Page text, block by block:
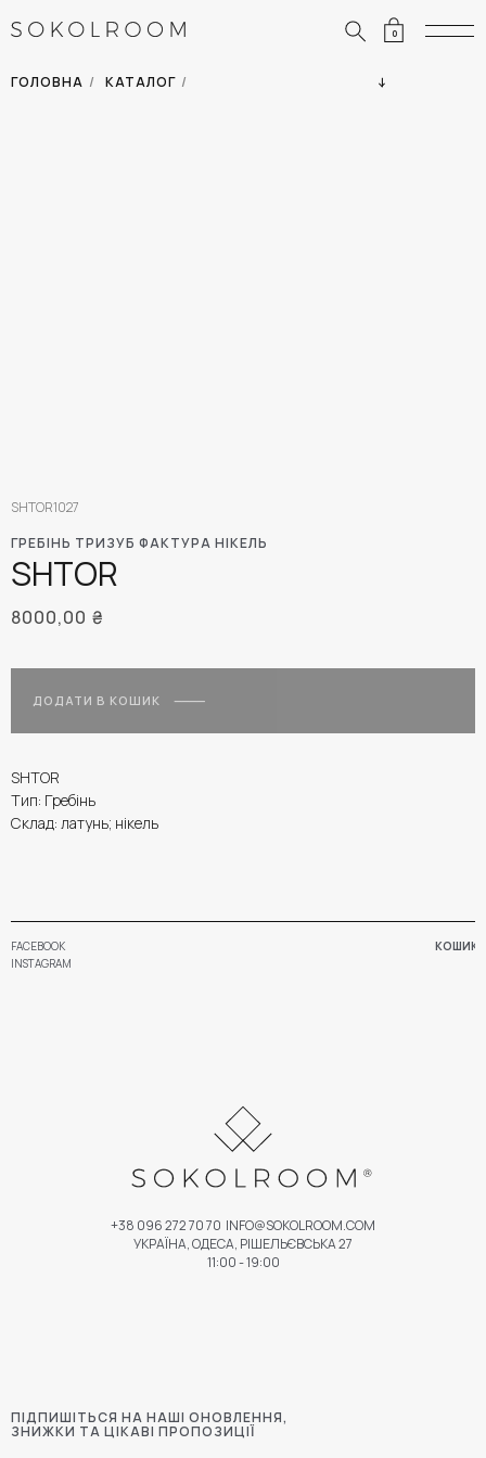
0
ГОЛОВНА / КАТАЛОГ /
ГРЕБІНЬ ТРИЗУБ ФАКТУРА НІКЕЛЬ
SHTOR
SHTOR1027
8000,00 ₴
ДОДАТИ В КОШИК
SHTOR
Тип: Гребінь
Склад: латунь; нікель
FACEBOOK КОШИК
ПІДПИШІТЬСЯ НА НАШІ ОНОВЛЕННЯ,
ЗНИЖКИ ТА ЦІКАВІ ПРОПОЗИЦІЇ
+38 096 272 70 70 INFO@SOKOLROOM.COM
УКРАЇНА, ОДЕСА, РІШЕЛЬЄВСЬКА 27
11:00 - 19:00
INSTAGRAM